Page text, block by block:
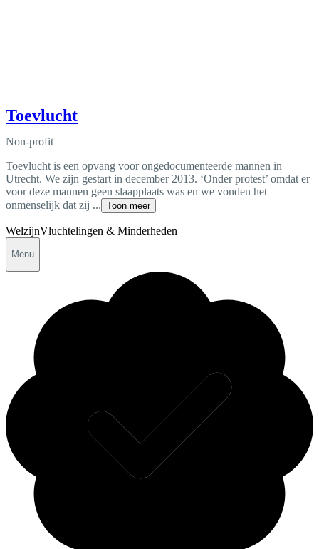
Toevlucht
Non-profit
Toevlucht is een opvang voor ongedocumenteerde mannen in
Utrecht. We zijn gestart in december 2013. ‘Onder protest’ omdat er
voor deze mannen geen slaapplaats was en we vonden het
onmenselijk dat zij ... Toon meer
WelzijnVluchtelingen & Minderheden
Menu